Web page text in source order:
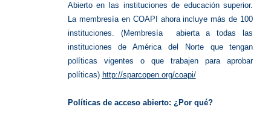
Abierto en las instituciones de educación superior.
La membresía en COAPI ahora incluye más de 100
instituciones. (Membresía abierta a todas las
instituciones de América del Norte que tengan
políticas vigentes o que trabajen para aprobar
políticas) http://sparcopen.org/coapi/
Políticas de acceso abierto: ¿Por qué?